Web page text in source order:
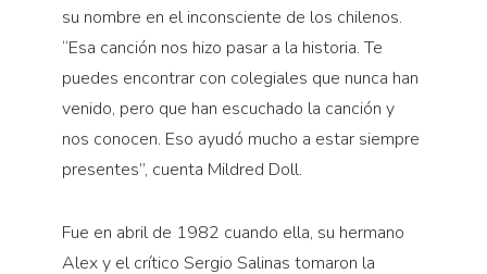
su nombre en el inconsciente de los chilenos.
“Esa canción nos hizo pasar a la historia. Te
puedes encontrar con colegiales que nunca han
venido, pero que han escuchado la canción y
nos conocen. Eso ayudó mucho a estar siempre
presentes”, cuenta Mildred Doll.
Fue en abril de 1982 cuando ella, su hermano
Alex y el crítico Sergio Salinas tomaron la